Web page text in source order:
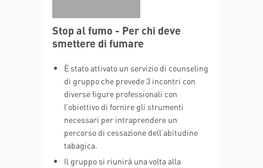
Stop al fumo - Per chi deve
smettere di fumare
È stato attivato un servizio di counseling
di gruppo che prevede 3 incontri con
diverse figure professionali con
l’obiettivo di fornire gli strumenti
necessari per intraprendere un
percorso di cessazione dell’abitudine
tabagica.
Il gruppo si riunirà una volta alla